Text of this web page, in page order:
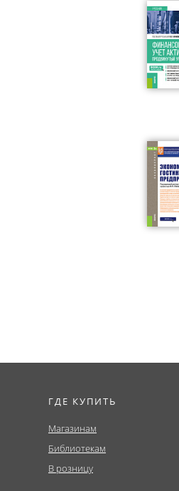
ГДЕ КУПИТЬ
Магазинам
Библиотекам
В розницу